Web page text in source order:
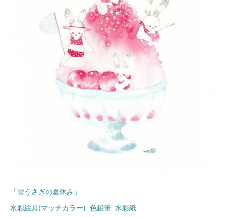
「雪うさぎの夏休み」
水彩絵具(マッチカラー) 色鉛筆 水彩紙